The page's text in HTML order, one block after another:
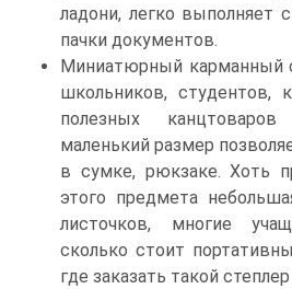
ладони, легко выполняет
пачки документов.
Миниатюрный карманный
школьников, студентов,
полезных
маленький размер
в сумке, рюкзаке. Хоть
этого предмета
листочков, многие
сколько стоит
где заказать такой